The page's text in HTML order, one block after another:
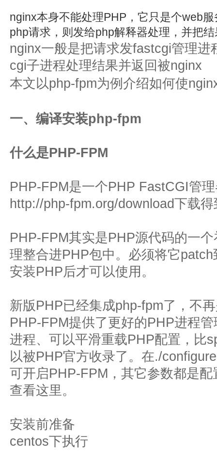
nginx本身不能处理PHP，它只是个web
php请求，则发给php解释器处理，并把
nginx一般是把请求发fastcgi管理
cgi子进程处理结果并返回被nginx
本文以php-fpm为例介绍如何使
一、编译安装php-fpm
什么是PHP-FPM
PHP-FPM是一个PHP FastCGI管
http://php-fpm.org/download下载得
PHP-FPM其实是PHP源代码的一
理整合进PHP包中。必须将它
安装PHP后才可以使用。
新版PHP已经集成php-fpm了，不
PHP-FPM提供了更好的PHP进程
进程、可以平滑重载PHP配置，比
以被PHP官方收录了。在./
可开启PHP-FPM，其它参数都是
查看这里。
安装前准备
centos下执行